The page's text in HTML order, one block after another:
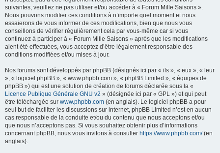
suivantes, veuillez ne pas utiliser et/ou accéder à « Forum Mille Saisons ».
Nous pouvons modifier ces conditions à n’importe quel moment et nous
essaierons de vous informer de ces modifications, bien que nous vous
conseillons de vérifier régulièrement cela par vous-même car si vous
continuez à participer à « Forum Mille Saisons » après que les modifications
aient été effectuées, vous acceptez d’être légalement responsable des
conditions modifiées et/ou mises à jour.
Nos forums sont développés par phpBB (désignés ici par « ils », « eux », « leur
», « logiciel phpBB », « www.phpbb.com », « phpBB Limited », « équipes de
phpBB ») qui est une solution de création de forums déclarée sous la «
Licence Publique Générale GNU v2 » (désignée ici par « GPL ») et qui peut
être téléchargée sur www.phpbb.com (en anglais). Le logiciel phpBB a pour
seul but de faciliter les discussions sur internet, phpBB Limited n’est en aucun
cas responsable de la conduite et/ou du contenu que nous acceptons et/ou
que nous n’acceptons pas. Si vous souhaitez obtenir plus d’informations
concernant phpBB, nous vous invitons à consulter https://www.phpbb.com/(en
anglais).